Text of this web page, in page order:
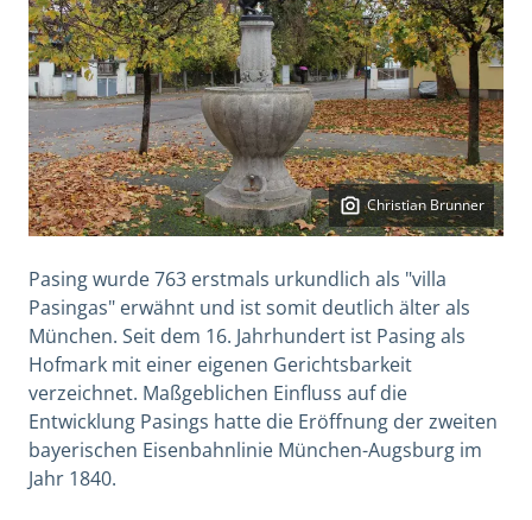
Christian Brunner
Pasing wurde 763 erstmals urkundlich als "villa
Pasingas" erwähnt und ist somit deutlich älter als
München. Seit dem 16. Jahrhundert ist Pasing als
Hofmark mit einer eigenen Gerichtsbarkeit
verzeichnet. Maßgeblichen Einfluss auf die
Entwicklung Pasings hatte die Eröffnung der zweiten
bayerischen Eisenbahnlinie München-Augsburg im
Jahr 1840.